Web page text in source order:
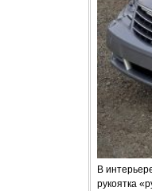
В
рукоятка